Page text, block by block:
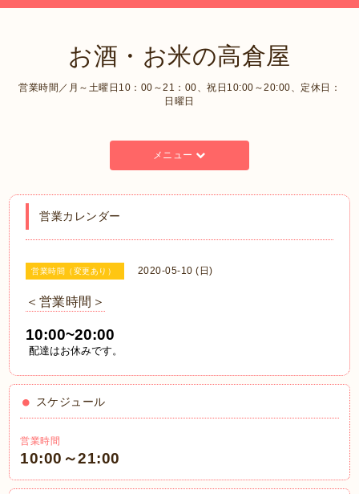
お酒・お米の高倉屋
営業時間／月～土曜日10：00～21：00、祝日10:00～20:00、定休日：
日曜日
メニュー
営業カレンダー
営業時間（変更あり） 2020-05-10 (日)
＜営業時間＞
10:00~20:00
配達はお休みです。
スケジュール
営業時間
10:00～21:00